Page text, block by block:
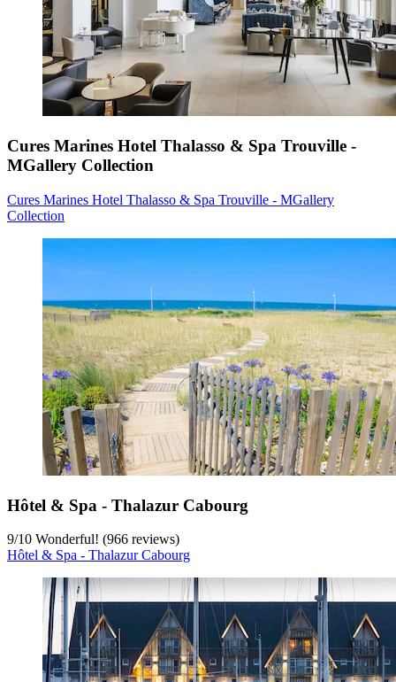
Cures Marines Hotel Thalasso & Spa Trouville -
MGallery Collection
Cures Marines Hotel Thalasso & Spa Trouville - MGallery
Collection
Hôtel & Spa - Thalazur Cabourg
9/10 Wonderful! (966 reviews)
Hôtel & Spa - Thalazur Cabourg